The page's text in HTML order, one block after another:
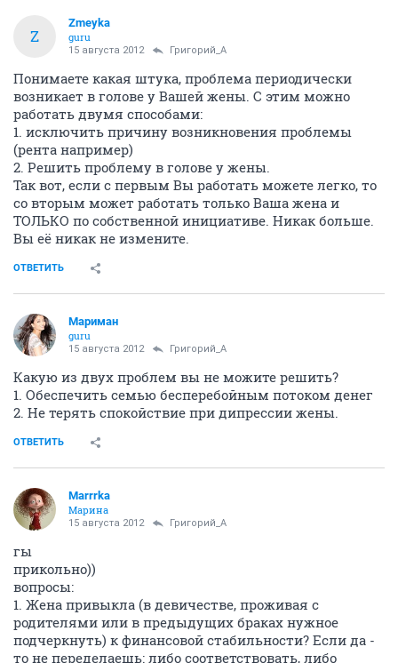
Z
Zmeyka
guru
15 августа 2012 Григорий_А
Понимаете какая штука, проблема периодически
возникает в голове у Вашей жены. С этим можно
работать двумя способами:
1. исключить причину возникновения проблемы
(рента например)
2. Решить проблему в голове у жены.
Так вот, если с первым Вы работать можете легко, то
со вторым может работать только Ваша жена и
ТОЛЬКО по собственной инициативе. Никак больше.
Вы её никак не измените.
ОТВЕТИТЬ
Мариман
guru
15 августа 2012 Григорий_А
Какую из двух проблем вы не можите решить?
1. Обеспечить семью бесперебойным потоком денег
2. Не терять спокойствие при дипрессии жены.
ОТВЕТИТЬ
Marrrka
Марина
15 августа 2012 Григорий_А
гы
прикольно))
вопросы:
1. Жена привыкла (в девичестве, проживая с
родителями или в предыдущих браках нужное
подчеркнуть) к финансовой стабильности? Если да -
то не переделаешь: либо соответствовать, либо